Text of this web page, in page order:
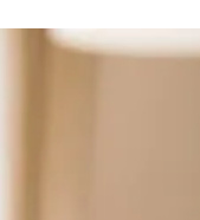
SilveiraJardim Tupã
TamboréVale do